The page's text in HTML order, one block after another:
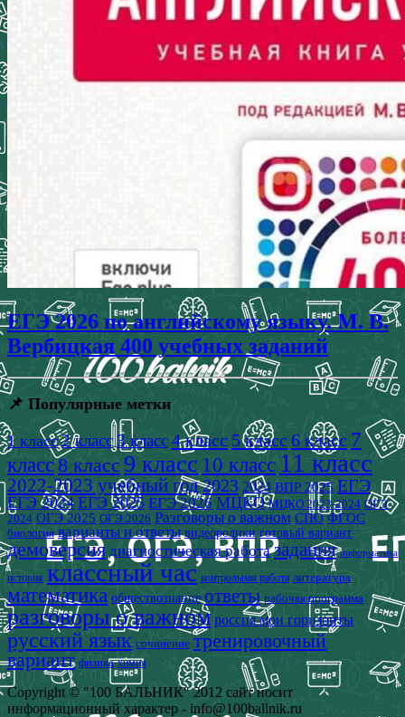
ЕГЭ 2026 по английскому языку. М. В.
Вербицкая 400 учебных заданий
📌 Популярные метки
1 класс 2 класс3 класс4 класс 5 класс 6 класс 7
класс8 класс 9 класс 10 класс 11 класс
2022-2023 учебный год2023 2024 ВПР 2025 ЕГЭ
ЕГЭ 2024 ЕГЭ 2025 ЕГЭ 2026 МЦКО МЦКО 2023-2024 ОГЭ
2024 ОГЭ 2025 ОГЭ 2026 Разговоры о важном СПО ФГОС
биология варианты и ответы видеоролики готовый вариант
демоверсия диагностическая работа задания информатика
история классный час контрольная работа литература
математика обществознание ответы рабочая программа
разговоры о важном россия мои горизонты
русский язык сочинение тренировочный
вариант физика химия
Copyright © "100 БАЛЬНИК" 2012 сайт носит
информационный характер - info@100ballnik.ru